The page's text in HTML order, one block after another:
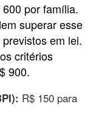
por família.
superar esse
em lei.
critérios
900.
R$ 150 para